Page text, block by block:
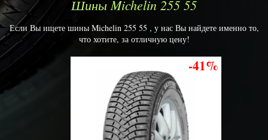
Шины Michelin 255 55
Если Вы ищете шины Michelin 255 55 , у нас Вы найдете именно то,
что хотите, за отличную цену!
-41%